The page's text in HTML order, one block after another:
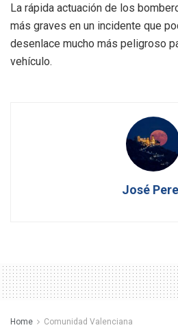
La rápida actuación de los
más graves en un incidente que
desenlace mucho más peligroso
vehículo.
José
Home Comunidad Valenciana